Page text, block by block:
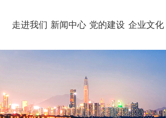
走进我们 新闻中心 党的建设 企业文化